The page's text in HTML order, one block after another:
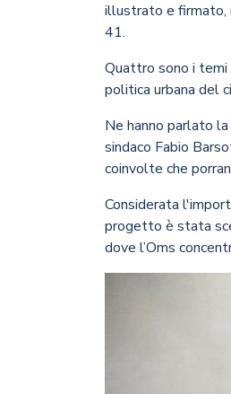
illustrato e firmato,
41.
Quattro sono i temi
politica urbana del
Ne hanno parlato
sindaco Fabio
coinvolte che
Considerata
progetto è stata
dove l’Oms